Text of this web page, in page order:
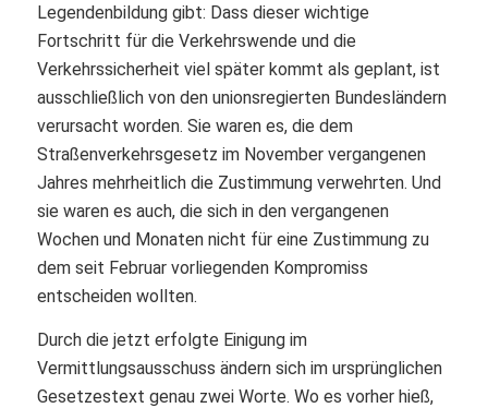
Legendenbildung gibt: Dass dieser wichtige
Fortschritt für die Verkehrswende und die
Verkehrssicherheit viel später kommt als geplant, ist
ausschließlich von den unionsregierten Bundesländern
verursacht worden. Sie waren es, die dem
Straßenverkehrsgesetz im November vergangenen
Jahres mehrheitlich die Zustimmung verwehrten. Und
sie waren es auch, die sich in den vergangenen
Wochen und Monaten nicht für eine Zustimmung zu
dem seit Februar vorliegenden Kompromiss
entscheiden wollten.
Durch die jetzt erfolgte Einigung im
Vermittlungsausschuss ändern sich im ursprünglichen
Gesetzestext genau zwei Worte. Wo es vorher hieß,